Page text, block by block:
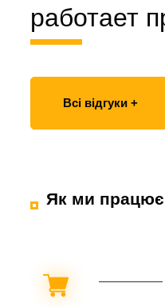
работает
Всі відгуки +
Як ми